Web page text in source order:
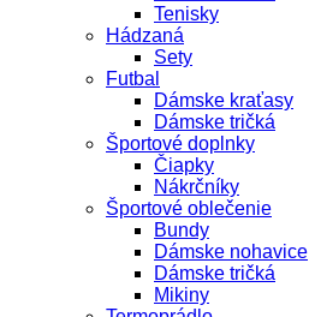
Tenisky
Hádzaná
Sety
Futbal
Dámske kraťasy
Dámske tričká
Športové doplnky
Čiapky
Nákrčníky
Športové oblečenie
Bundy
Dámske nohavice
Dámske tričká
Mikiny